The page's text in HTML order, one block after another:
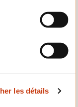
les détails